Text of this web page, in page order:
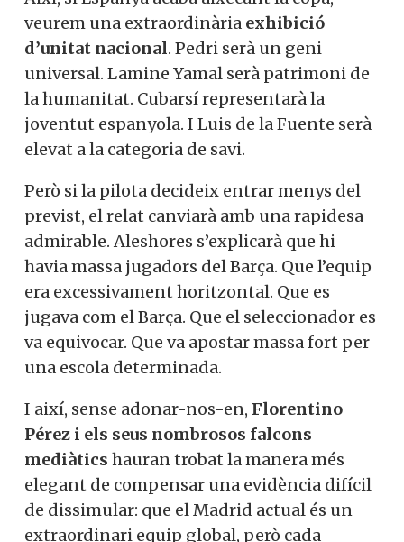
veurem una extraordinària exhibició
d’unitat nacional. Pedri serà un geni
universal. Lamine Yamal serà patrimoni de
la humanitat. Cubarsí representarà la
joventut espanyola. I Luis de la Fuente serà
elevat a la categoria de savi.
Però si la pilota decideix entrar menys del
previst, el relat canviarà amb una rapidesa
admirable. Aleshores s’explicarà que hi
havia massa jugadors del Barça. Que l’equip
era excessivament horitzontal. Que es
jugava com el Barça. Que el seleccionador es
va equivocar. Que va apostar massa fort per
una escola determinada.
I així, sense adonar-nos-en, Florentino
Pérez i els seus nombrosos falcons
mediàtics hauran trobat la manera més
elegant de compensar una evidència difícil
de dissimular: que el Madrid actual és un
extraordinari equip global, però cada